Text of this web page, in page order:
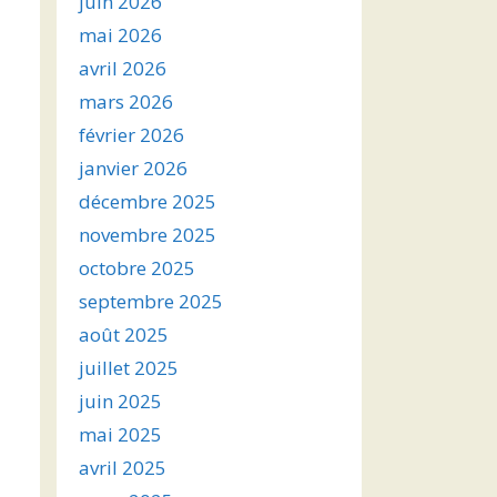
mai 2026
avril 2026
mars 2026
février 2026
janvier 2026
décembre 2025
novembre 2025
octobre 2025
septembre 2025
août 2025
juillet 2025
juin 2025
mai 2025
avril 2025